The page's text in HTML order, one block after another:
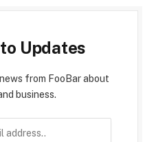
Updates
from FooBar about
business.